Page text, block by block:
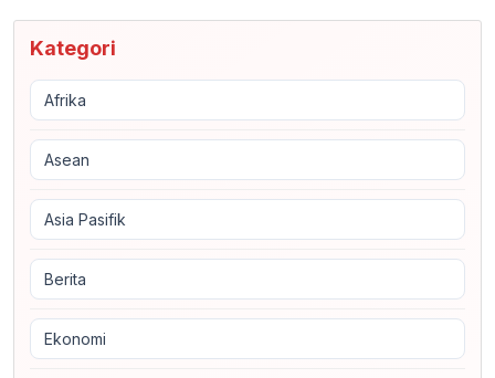
Kategori
Afrika
Asean
Asia Pasifik
Berita
Ekonomi